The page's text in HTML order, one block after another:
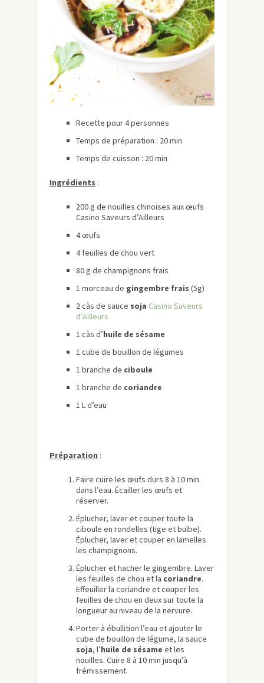
Recette pour 4 personnes
Temps de préparation : 20 min
Temps de cuisson : 20 min
Ingrédients :
200 g de nouilles chinoises aux œufs
Casino Saveurs d’Ailleurs
4 ​œufs
​4 feuilles de chou vert
​80 g de champignons frais
1 morceau de gingembre frais (5g)
2 càs de sauce soja Casino Saveurs
d’Ailleurs
1 càs d’huile de sésame
1 cube de bouillon de légumes​
1 branche de ciboule
1 branche de coriandre
1 L d’eau
Préparation :
Faire cuire les œufs durs 8 à 10 min
dans l’eau. Écailler les œufs et
réserver.
Éplucher, laver et couper toute la
ciboule en rondelles (tige et bulbe).
Éplucher, laver et couper en lamelles
les champignons.
Éplucher et hacher le gingembre. Laver
les feuilles de chou et la coriandre.
Effeuiller la coriandre et couper les
feuilles de chou en deux sur toute la
longueur au niveau de la nervure.
Porter à ébullition l’eau et ajouter le
cube de bouillon de légume, la sauce
soja, l’huile de sésame et les
nouilles. Cuire 8 à 10 min jusqu’à
frémissement.